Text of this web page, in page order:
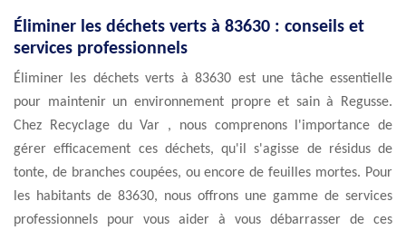
Éliminer les déchets verts à 83630 : conseils et
services professionnels
Éliminer les déchets verts à 83630 est une tâche essentielle
pour maintenir un environnement propre et sain à Regusse.
Chez Recyclage du Var , nous comprenons l'importance de
gérer efficacement ces déchets, qu'il s'agisse de résidus de
tonte, de branches coupées, ou encore de feuilles mortes. Pour
les habitants de 83630, nous offrons une gamme de services
professionnels pour vous aider à vous débarrasser de ces